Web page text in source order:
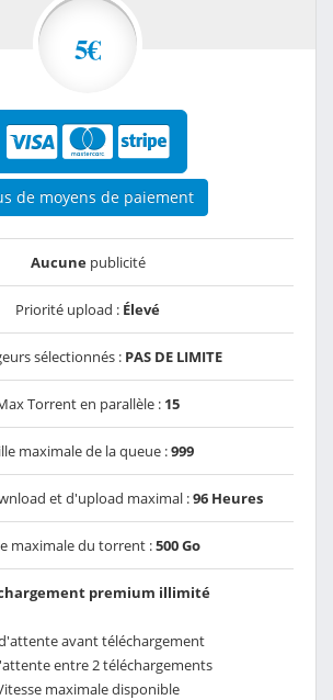
5€
de moyens de paiement
Aucunepublicité
Priorité upload : Élevé
sélectionnés : PAS DE LIMITE
Torrent en parallèle : 15
maximale de la queue :999
et d'upload maximal :96 Heures
maximale du torrent :500 Go
premium illimité
avant téléchargement
entre 2 téléchargements
maximale disponible